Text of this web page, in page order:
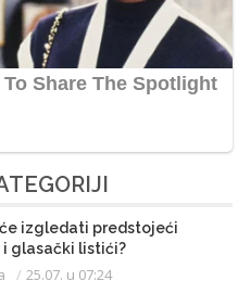
izgledati predstojeći
i glasački listići?
25.07. u 07:24